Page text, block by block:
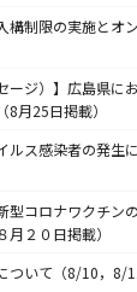
構制限の実施とオ
ージ）】広島県に
月25日掲載）
ルス感染者の発生
型コロナワクチン
２０日掲載）
ついて（8/10，8/